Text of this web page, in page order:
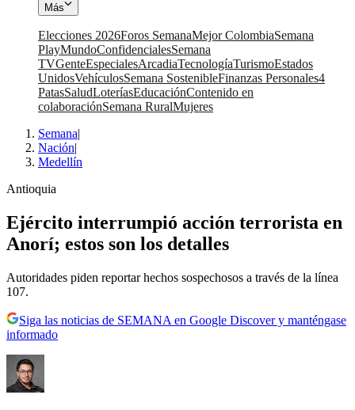
Más
Elecciones 2026Foros SemanaMejor ColombiaSemana
PlayMundoConfidencialesSemana
TVGenteEspecialesArcadiaTecnologíaTurismoEstados
UnidosVehículosSemana SostenibleFinanzas Personales4
PatasSaludLoteríasEducaciónContenido en
colaboraciónSemana RuralMujeres
Semana|
Nación|
Medellín
Antioquia
Ejército interrumpió acción terrorista en
Anorí; estos son los detalles
Autoridades piden reportar hechos sospechosos a través de la línea
107.
Siga las noticias de SEMANA en Google Discover y manténgase
informado